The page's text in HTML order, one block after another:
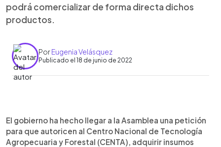
podrá comercializar de forma directa dichos
productos.
PorEugenia Velásquez
Publicado el 18 de junio de 2022
► Escuchar artículo
El gobierno ha hecho llegar a la Asamblea una petición
para que autoricen al Centro Nacional de Tecnología
Agropecuaria y Forestal (CENTA), adquirir insumos